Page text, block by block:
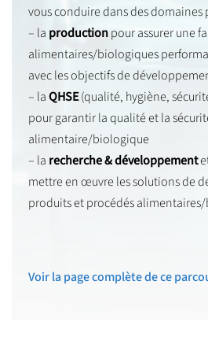
vous conduire dans des domaines
– la productionpour assurer une
alimentaires/biologiques
avec les objectifs de
– laQHSE(qualité, hygiène,
pour garantir la qualité et la
alimentaire/biologique
– la recherche & développement
mettre en œuvre les solutions de
produits et procédés
Voir la page complète de ce